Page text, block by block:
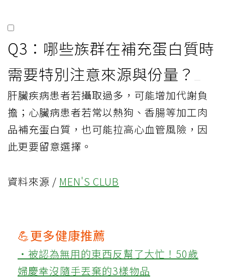
Q3：哪些族群在補充蛋白質時
需要特別注意來源與份量？
肝臟疾病患者若攝取過多，可能增加代謝負
擔；心臟病患者若常以熱狗、香腸等加工肉
品補充蛋白質，也可能拉高心血管風險，因
此更要留意選擇。
資料來源 / MEN'S CLUB
💪更多健康推薦
‧被認為無用的東西反幫了大忙！50歲
婦慶幸沒隨手丟棄的3樣物品